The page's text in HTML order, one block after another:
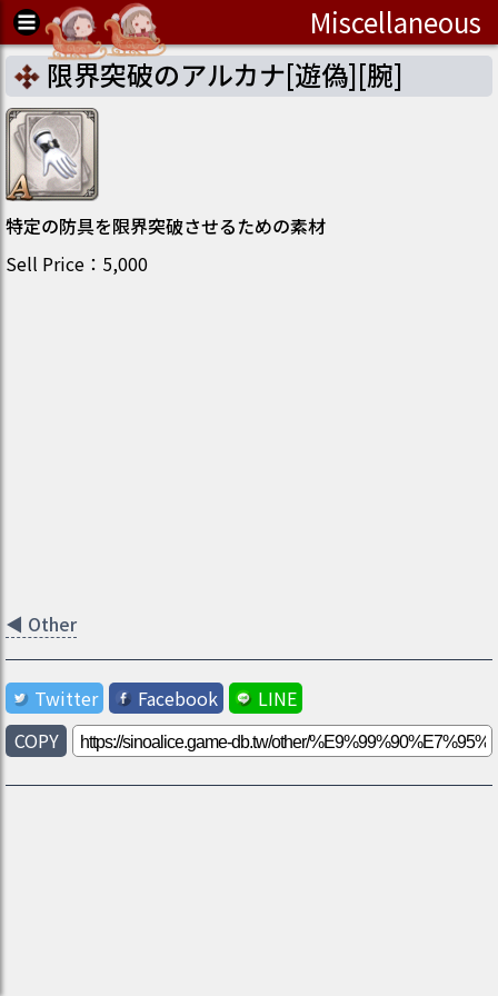
Miscellaneous
限界突破のアルカナ[遊偽][腕]
特定の防具を限界突破させるための素材
Sell Price ： 5,000
◀ Other
Twitter Facebook
LINE
COPY